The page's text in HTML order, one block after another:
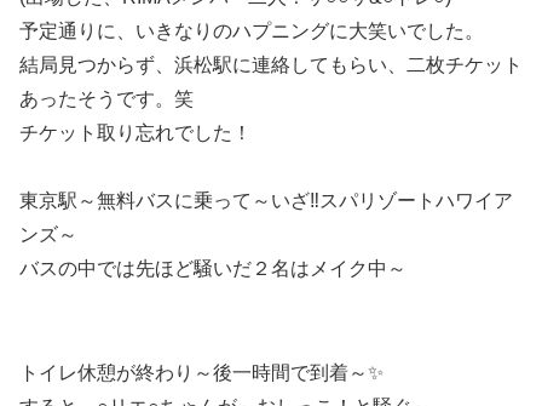
予定通りに、いきなりのハプニングに大笑いでした。
結局見つからず、浜松駅に連絡してもらい、二枚チケット
あったそうです。笑
チケット取り忘れでした！
東京駅～無料バスに乗って～いざ‼️スパリゾートハワイア
ンズ～
バスの中では先ほど騒いだ２名はメイク中～
トイレ休憩が終わり～後一時間で到着～✨